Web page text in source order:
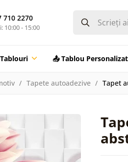
710 2270
10:00 - 15:00
Tablouri 📤 Tablou Personalizat
Tapete autoadezive Tapet